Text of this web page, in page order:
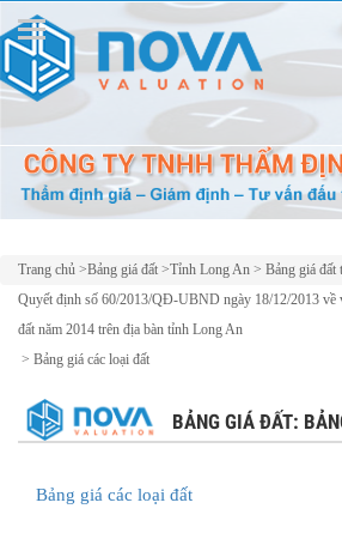
Trang chủ >Bảng giá đất >Tỉnh Long An > Bảng giá đất
Quyết định số 60/2013/QĐ-UBND ngày 18/12/2013 về
đất năm 2014 trên địa bàn tỉnh Long An
> Bảng giá các loại đất
BẢNG GIÁ ĐẤT:
Bảng giá các loại đất